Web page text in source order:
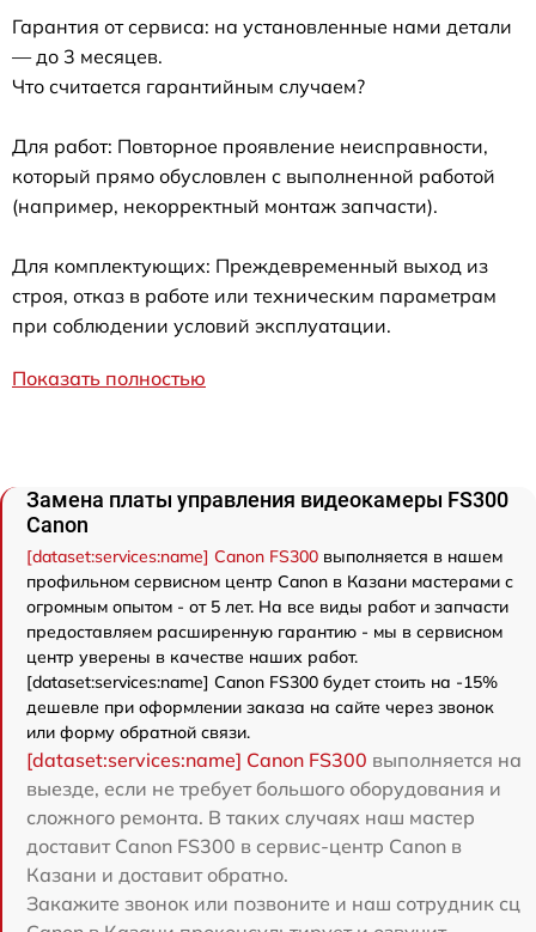
Гарантия от сервиса: на установленные нами детали
— до 3 месяцев.
Что считается гарантийным случаем?
Для работ: Повторное проявление неисправности,
который прямо обусловлен с выполненной работой
(например, некорректный монтаж запчасти).
Для комплектующих: Преждевременный выход из
строя, отказ в работе или техническим параметрам
при соблюдении условий эксплуатации.
Показать полностью
Замена платы управления видеокамеры FS300
Canon
[dataset:services:name] Canon FS300 выполняется в нашем
профильном сервисном центр Canon в Казани мастерами с
огромным опытом - от 5 лет. На все виды работ и запчасти
предоставляем расширенную гарантию - мы в сервисном
центр уверены в качестве наших работ.
[dataset:services:name] Canon FS300 будет стоить на -15%
дешевле при оформлении заказа на сайте через звонок
или форму обратной связи.
[dataset:services:name] Canon FS300 выполняется на
выезде, если не требует большого оборудования и
сложного ремонта. В таких случаях наш мастер
доставит Canon FS300 в сервис-центр Canon в
Казани и доставит обратно.
Закажите звонок или позвоните и наш сотрудник сц